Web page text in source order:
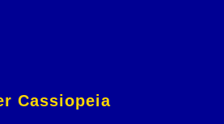
Cassiopeia